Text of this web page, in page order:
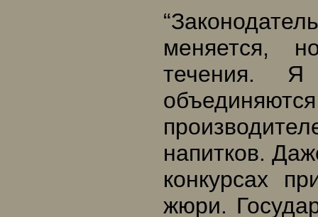
меняется,
течения.
напитков.
конкурсах
жюри.